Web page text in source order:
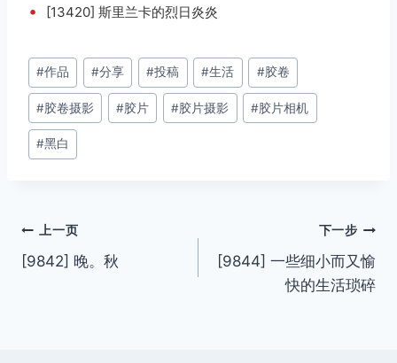
• [13420] 斯里兰卡的烈日炎炎
文
章
标
签：
#作品 #分享 #投稿 #生活 #胶卷
#胶卷摄影 #胶片 #胶片摄影 #胶片相机
#黑白
文
章
上一页
[9842] 晚。秋
下一步
[9844] 一些细小而又愉
快的生活琐碎